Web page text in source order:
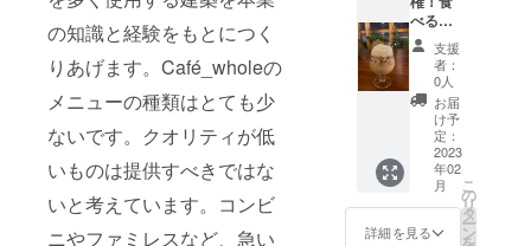
の知識と経験をもとにつく
りあげます。Café_wholeの
メニューの種類はとても少
ないです。クオリティが低
いものは提供すべきではな
いと考えています。コンビ
ニやファミレスなど、急い
す。 ※
ご利用
時に特
別券が
添付さ
れた
メール
をご提
示いた
だきま
す。 ※
店舗で
のみご
が、
味・品
質とも
に満足
いただ
ける内
容をご
用意し
ており
ます！
※画像は
イメー
べるカ
ルーア
ミルク
クリー
ムゼ
リー】
カフェ
で提供
してい
る超こ
だわり
コー
支援
者：
0人
お届
け予
定：
2023
年02
月
詳細を見る
こ
の
リ
タ
ー
ン